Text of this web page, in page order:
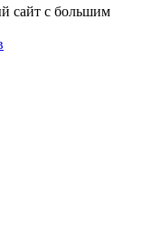
сайт с большим